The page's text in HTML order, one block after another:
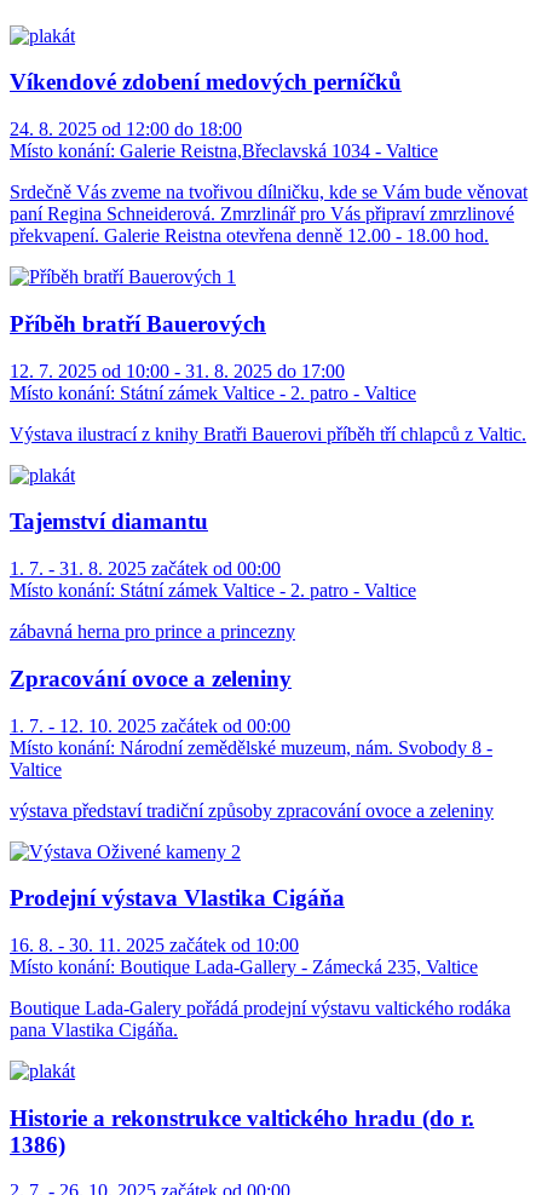
Víkendové zdobení medových perníčků
24. 8. 2025 od 12:00 do 18:00
Místo konání: Galerie Reistna,Břeclavská 1034 - Valtice
Srdečně Vás zveme na tvořivou dílničku, kde se Vám bude věnovat
paní Regina Schneiderová. Zmrzlinář pro Vás připraví zmrzlinové
překvapení. Galerie Reistna otevřena denně 12.00 - 18.00 hod.
Příběh bratří Bauerových
12. 7. 2025 od 10:00 - 31. 8. 2025 do 17:00
Místo konání: Státní zámek Valtice - 2. patro - Valtice
Výstava ilustrací z knihy Bratři Bauerovi příběh tří chlapců z Valtic.
Tajemství diamantu
1. 7. - 31. 8. 2025 začátek od 00:00
Místo konání: Státní zámek Valtice - 2. patro - Valtice
zábavná herna pro prince a princezny
Zpracování ovoce a zeleniny
1. 7. - 12. 10. 2025 začátek od 00:00
Místo konání: Národní zemědělské muzeum, nám. Svobody 8 -
Valtice
výstava představí tradiční způsoby zpracování ovoce a zeleniny
Prodejní výstava Vlastika Cigáňa
16. 8. - 30. 11. 2025 začátek od 10:00
Místo konání: Boutique Lada-Gallery - Zámecká 235, Valtice
Boutique Lada-Galery pořádá prodejní výstavu valtického rodáka
pana Vlastika Cigáňa.
Historie a rekonstrukce valtického hradu (do r.
1386)